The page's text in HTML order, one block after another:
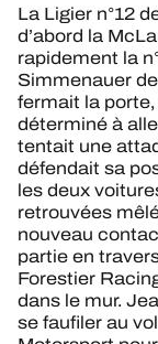
La Ligier n°12
d’abord la
rapidement la
Simmenauer
fermait la
déterminé à
tentait une
défendait sa
les deux
retrouvées
nouveau
partie en
Forestier
dans le mur.
se faufiler au